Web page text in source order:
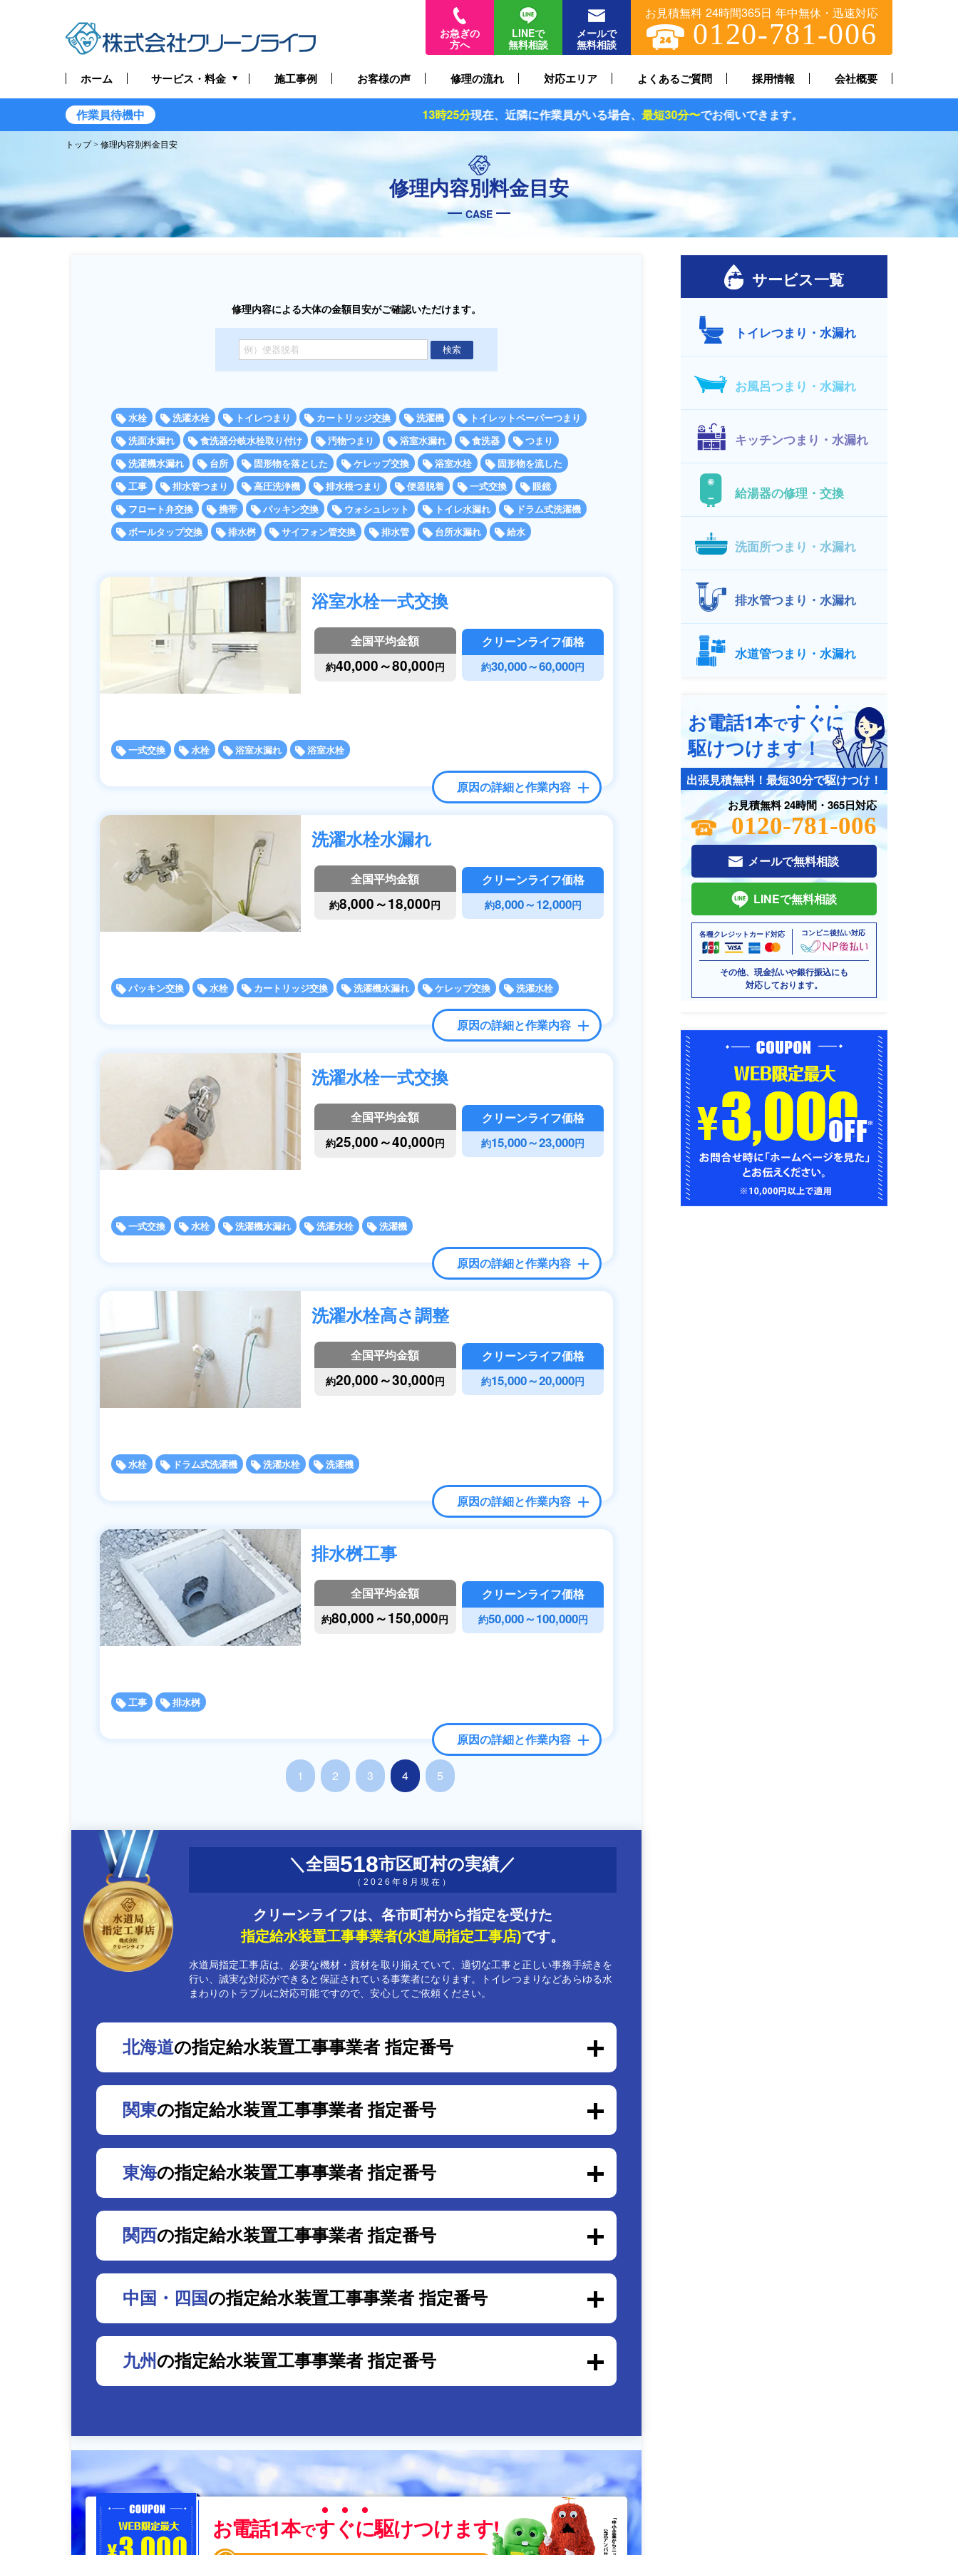
お急ぎの
方へ
LINEで
無料相談
メールで
無料相談
お見積無料 24時間365日 年中無休・迅速対応
0120-781-006
ホーム サービス・料金
トイレつまり・水漏れ
お風呂つまり・水漏れ
洗面所つまり・水漏れ
給湯器の修理・交換
施工事例 お客様の声 修理の流れ 対応エリア よくあるご質問 採用情報 会社概要
作業員待機中 現在、近隣に作業員がいる場合、最短30分〜でお伺いできます。
トップ> 修理内容別料金目安
修理内容別料金目安
CASE
修理内容による大体の金額目安がご確認いただけます。
水栓 洗濯水栓 トイレつまり カートリッジ交換 洗濯機
トイレットペーパーつまり
洗面水漏れ
食洗器分岐水栓取り付け 汚物つまり 浴室水漏れ 食洗器
つまり
洗濯機水漏れ
台所 固形物を落とした ケレップ交換 浴室水栓
固形物を流した
工事
排水管つまり 高圧洗浄機 排水根つまり 便器脱着 一式交換
眼鏡
フロート弁交換
携帯 パッキン交換 ウォシュレット トイレ水漏れ
ドラム式洗濯機
ボールタップ交換
排水桝 サイフォン管交換 排水管 台所水漏れ 給水
浴室水栓一式交換
全国平均金額
約40,000～80,000円
クリーンライフ価格
約30,000～60,000円
原因の詳細と作業内容
一式交換 水栓 浴室水漏れ 浴室水栓
洗濯水栓水漏れ
全国平均金額
約8,000～18,000円
クリーンライフ価格
約8,000～12,000円
原因の詳細と作業内容
パッキン交換 水栓 カートリッジ交換 洗濯機水漏れ ケレップ交換 洗濯水栓
洗濯水栓一式交換
全国平均金額
約25,000～40,000円
クリーンライフ価格
約15,000～23,000円
原因の詳細と作業内容
一式交換 水栓 洗濯機水漏れ 洗濯水栓 洗濯機
洗濯水栓高さ調整
全国平均金額
約20,000～30,000円
クリーンライフ価格
約15,000～20,000円
原因の詳細と作業内容
水栓 ドラム式洗濯機 洗濯水栓 洗濯機
排水桝工事
全国平均金額
約80,000～150,000円
クリーンライフ価格
約50,000～100,000円
原因の詳細と作業内容
工事 排水桝
1 2 3 4 5
全国518市区町村の実績
（2026年8月現在）
クリーンライフは、 各市町村から指定を受けた
指定給水装置工事事業者(水道局指定工事店)です。
水道局指定工事店は、必要な機材・資材を取り揃えていて、適切な工事と正しい事務手続きを
行い、誠実な対応ができると保証されている事業者になります。トイレつまりなどあらゆる水
まわりのトラブルに対応可能ですので、安心してご依頼ください。
北海道の指定給水装置工事事業者 指定番号
関東の指定給水装置工事事業者 指定番号
東海の指定給水装置工事事業者 指定番号
関西の指定給水装置工事事業者 指定番号
中国・四国の指定給水装置工事事業者 指定番号
九州の指定給水装置工事事業者 指定番号
お電話1本ですぐに駆けつけます!
サービス一覧
トイレつまり・水漏れ
お風呂つまり・水漏れ
キッチンつまり・水漏れ
給湯器の修理・交換
洗面所つまり・水漏れ
排水管つまり・水漏れ
水道管つまり・水漏れ
お電話1本ですぐに
駆けつけます！
出張見積無料！最短30分で駆けつけ！
お見積無料 24時間・365日対応
0120-781-006
メールで無料相談
LINEで無料相談
各種クレジットカード対応 コンビニ後払い対応
その他、現金払いや銀行振込にも
対応しております。